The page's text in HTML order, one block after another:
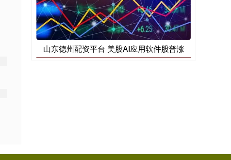
山东德州配资平台 美股AI应用软件股普涨